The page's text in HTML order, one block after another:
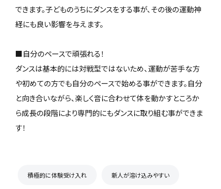
できます。子どものうちにダンスをする事が、その後の運動神
経にも良い影響を与えます。
■自分のペースで頑張れる！
ダンスは基本的には対戦型ではないため、運動が苦手な方
や初めての方でも自分のペースで始める事ができます。自分
と向き合いながら、楽しく音に合わせて体を動かすところか
ら成長の段階により専門的にもダンスに取り組む事ができま
す！
積極的に体験受け入れ 新人が溶け込みやすい